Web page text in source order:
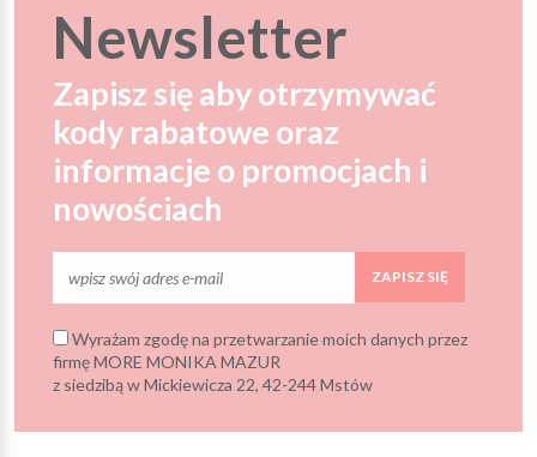
Newsletter
Zapisz się aby otrzymywać
kody rabatowe oraz
informacje o promocjach i
nowościach
ZAPISZ SIĘ
Wyrażam zgodę na przetwarzanie moich danych przez
firmę MORE MONIKA MAZUR
z siedzibą w Mickiewicza 22, 42-244 Mstów